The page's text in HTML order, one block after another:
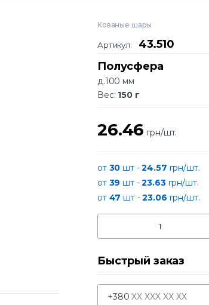
Кованые шары
Артикул:
43.510
Полусфера
д.100 мм
Вес: 150 г
26.46 грн/шт.
от 30 шт -24.57 грн/шт.
от 39 шт -23.63грн/шт.
от 47 шт -23.06 грн/шт.
Быстрый заказ
+380